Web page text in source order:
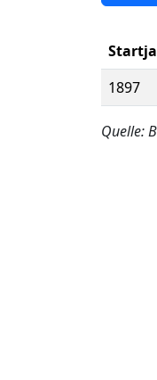
1897
Quelle: